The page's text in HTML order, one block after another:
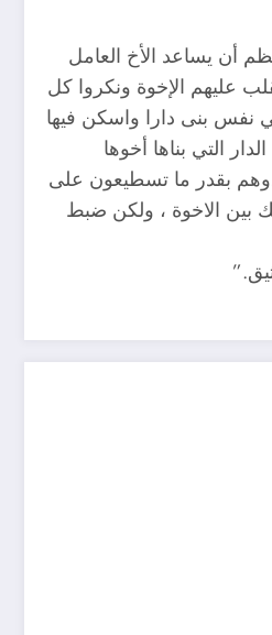
أن يساعد الأخ العامل
عليهم الإخوة ونكروا كل
بنى دارا واسكن فيها
التي بناها أخوها
بقدر ما تسطيعون على
بين الاخوة ، ولكن ضبط